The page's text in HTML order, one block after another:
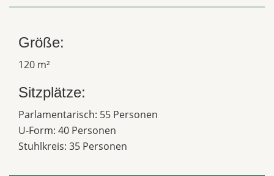
Größe:
120 m²
Sitzplätze:
Parlamentarisch: 55 Personen
U-Form: 40 Personen
Stuhlkreis: 35 Personen